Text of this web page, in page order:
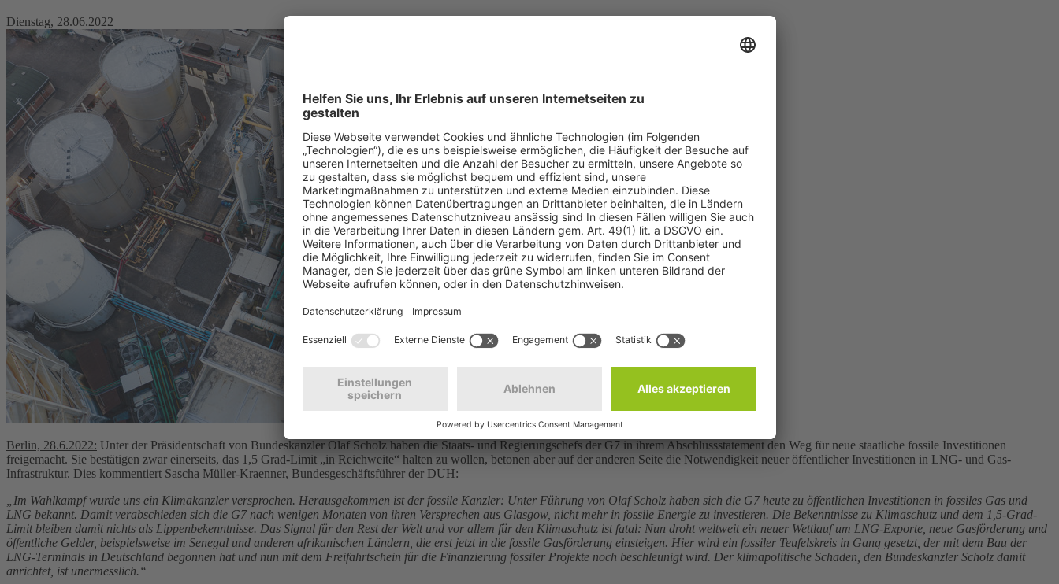
Dienstag, 28.06.2022
Berlin, 28.6.2022: Unter der Präsidentschaft von Bundeskanzler Olaf Scholz haben die Staats- und Regierungschefs der G7 in ihrem Abschlussstatement den Weg für neue staatliche fossile Investitionen
freigemacht. Sie bestätigen zwar einerseits, das 1,5 Grad-Limit „in Reichweite“ halten zu wollen, betonen aber auf der anderen Seite die Notwendigkeit neuer öffentlicher Investitionen in LNG- und Gas-
Infrastruktur. Dies kommentiert Sascha Müller-Kraenner, Bundesgeschäftsführer der DUH:
„Im Wahlkampf wurde uns ein Klimakanzler versprochen. Herausgekommen ist der fossile Kanzler: Unter Führung von Olaf Scholz haben sich die G7 heute zu öffentlichen Investitionen in fossiles Gas und
LNG bekannt. Damit verabschieden sich die G7 nach wenigen Monaten von ihren Versprechen aus Glasgow, nicht mehr in fossile Energie zu investieren. Die Bekenntnisse zu Klimaschutz und dem 1,5-Grad-
Limit bleiben damit nichts als Lippenbekenntnisse. Das Signal für den Rest der Welt und vor allem für den Klimaschutz ist fatal: Nun droht weltweit ein neuer Wettlauf um LNG-Exporte, neue Gasförderung und
öffentliche Gelder, beispielsweise im Senegal und anderen afrikanischen Ländern, die erst jetzt in die fossile Gasförderung einsteigen. Hier wird ein fossiler Teufelskreis in Gang gesetzt, der mit dem Bau der
LNG-Terminals in Deutschland begonnen hat und nun mit dem Freifahrtschein für die Finanzierung fossiler Projekte noch beschleunigt wird. Der klimapolitische Schaden, den Bundeskanzler Scholz damit
anrichtet, ist unermesslich.“